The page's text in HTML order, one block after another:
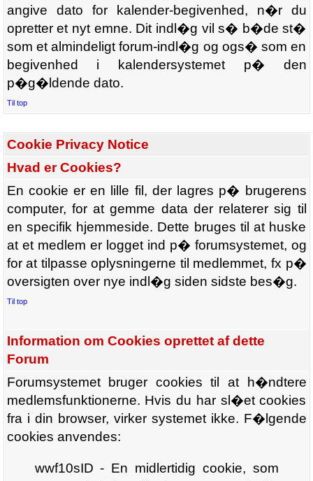
angive dato for kalender-begivenhed, n�r du
opretter et nyt emne. Dit indl�g vil s� b�de st�
som et almindeligt forum-indl�g og ogs� som en
begivenhed i kalendersystemet p� den
p�g�ldende dato.
Til top
Cookie Privacy Notice
Hvad er Cookies?
En cookie er en lille fil, der lagres p� brugerens
computer, for at gemme data der relaterer sig til
en specifik hjemmeside. Dette bruges til at huske
at et medlem er logget ind p� forumsystemet, og
for at tilpasse oplysningerne til medlemmet, fx p�
oversigten over nye indl�g siden sidste bes�g.
Til top
Information om Cookies oprettet af dette
Forum
Forumsystemet bruger cookies til at h�ndtere
medlemsfunktionerne. Hvis du har sl�et cookies
fra i din browser, virker systemet ikke. F�lgende
cookies anvendes:
wwf10sID - En midlertidig cookie, som